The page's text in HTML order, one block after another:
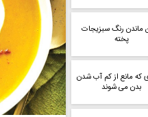
ماندن رنگ سبزیجات
پخته
که مانع از کم آب شدن
بدن می شوند